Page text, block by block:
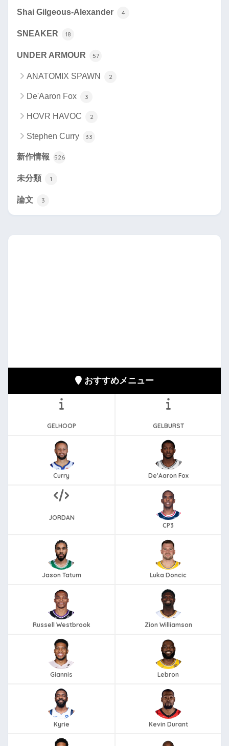
Shai Gilgeous-Alexander 4
SNEAKER 18
UNDER ARMOUR 57
ANATOMIX SPAWN 2
De'Aaron Fox 3
HOVR HAVOC 2
Stephen Curry 33
新作情報 526
未分類 1
論文 3
おすすめメニュー
GELHOOP GELBURST
Curry De'Aaron Fox
JORDAN
CP3
Jason Tatum Luka Doncic
Russell Westbrook Zion Williamson
Giannis Lebron
Kyrie Kevin Durant